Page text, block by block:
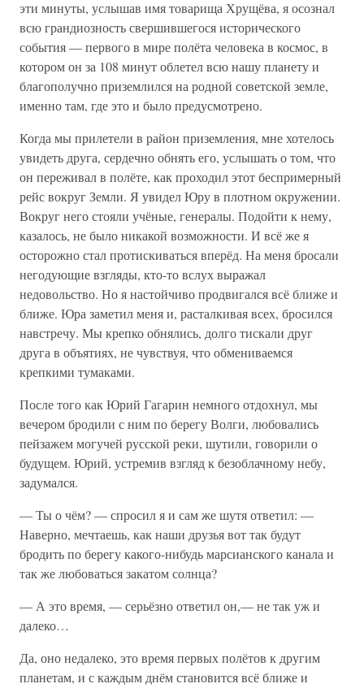
эти минуты, услышав имя товарища Хрущёва, я осознал
всю грандиозность свершившегося исторического
события — первого в мире полёта человека в космос, в
котором он за 108 минут облетел всю нашу планету и
благополучно приземлился на родной советской земле,
именно там, где это и было предусмотрено.
Когда мы прилетели в район приземления, мне хотелось
увидеть друга, сердечно обнять его, услышать о том, что
он переживал в полёте, как проходил этот беспримерный
рейс вокруг Земли. Я увидел Юру в плотном окружении.
Вокруг него стояли учёные, генералы. Подойти к нему,
казалось, не было никакой возможности. И всё же я
осторожно стал протискиваться вперёд. На меня бросали
негодующие взгляды, кто-то вслух выражал
недовольство. Но я настойчиво продвигался всё ближе и
ближе. Юра заметил меня и, расталкивая всех, бросился
навстречу. Мы крепко обнялись, долго тискали друг
друга в объятиях, не чувствуя, что обмениваемся
крепкими тумаками.
После того как Юрий Гагарин немного отдохнул, мы
вечером бродили с ним по берегу Волги, любовались
пейзажем могучей русской реки, шутили, говорили о
будущем. Юрий, устремив взгляд к безоблачному небу,
задумался.
— Ты о чём? — спросил я и сам же шутя ответил: —
Наверно, мечтаешь, как наши друзья вот так будут
бродить по берегу какого-нибудь марсианского канала и
так же любоваться закатом солнца?
— А это время, — серьёзно ответил он,— не так уж и
далеко…
Да, оно недалеко, это время первых полётов к другим
планетам, и с каждым днём становится всё ближе и